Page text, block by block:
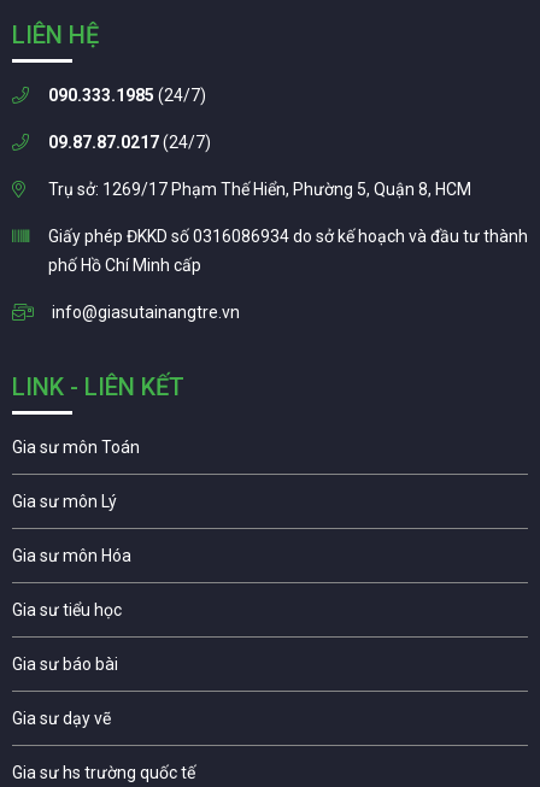
LIÊN HỆ
090.333.1985 (24/7)
09.87.87.0217(24/7)
Trụ sở: 1269/17 Phạm Thế Hiển, Phường 5, Quận 8, HCM
Giấy phép ĐKKD số 0316086934 do sở kế hoạch và đầu tư thành
phố Hồ Chí Minh cấp
info@giasutainangtre.vn
LINK - LIÊN KẾT
Gia sư môn Toán
Gia sư môn Lý
Gia sư môn Hóa
Gia sư tiểu học
Gia sư báo bài
Gia sư dạy vẽ
Gia sư hs trường quốc tế